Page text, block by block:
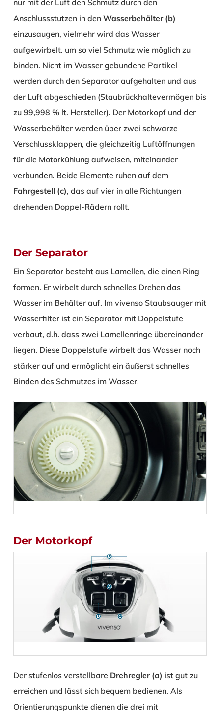
nur mit der Luft den Schmutz durch den
Anschlussstutzen in den Wasserbehälter (b)
einzusaugen, vielmehr wird das Wasser
aufgewirbelt, um so viel Schmutz wie möglich zu
binden. Nicht im Wasser gebundene Partikel
werden durch den Separator aufgehalten und aus
der Luft abgeschieden (Staubrückhaltevermögen bis
zu 99,998 % lt. Hersteller). Der Motorkopf und der
Wasserbehälter werden über zwei schwarze
Verschlussklappen, die gleichzeitig Luftöffnungen
für die Motorkühlung aufweisen, miteinander
verbunden. Beide Elemente ruhen auf dem
Fahrgestell (c), das auf vier in alle Richtungen
drehenden Doppel-Rädern rollt.
Der Separator
Ein Separator besteht aus Lamellen, die einen Ring
formen. Er wirbelt durch schnelles Drehen das
Wasser im Behälter auf. Im vivenso Staubsauger mit
Wasserfilter ist ein Separator mit Doppelstufe
verbaut, d.h. dass zwei Lamellenringe übereinander
liegen. Diese Doppelstufe wirbelt das Wasser noch
stärker auf und ermöglicht ein äußerst schnelles
Binden des Schmutzes im Wasser.
Der Motorkopf
Der stufenlos verstellbare Drehregler (a) ist gut zu
erreichen und lässt sich bequem bedienen. Als
Orientierungspunkte dienen die drei mit